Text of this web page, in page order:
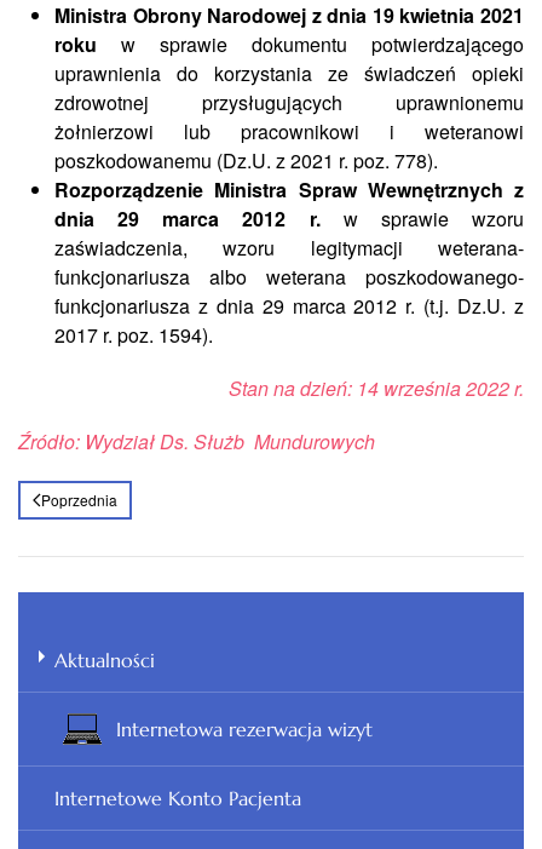
Ministra Obrony Narodowej z dnia 19 kwietnia 2021
roku w sprawie dokumentu potwierdzającego
uprawnienia do korzystania ze świadczeń opieki
zdrowotnej przysługujących uprawnionemu
żołnierzowi lub pracownikowi i weteranowi
poszkodowanemu (Dz.U. z 2021 r. poz. 778).
Rozporządzenie Ministra Spraw Wewnętrznych z
dnia 29 marca 2012 r.w sprawie wzoru
zaświadczenia, wzoru legitymacji weterana-
funkcjonariusza albo weterana poszkodowanego-
funkcjonariusza z dnia 29 marca 2012 r. (t.j. Dz.U. z
2017 r. poz. 1594).
Stan na dzień: 14 września 2022 r.
Źródło: Wydział Ds. Służb Mundurowych
Poprzednia
Aktualności
Internetowa rezerwacja wizyt
Internetowe Konto Pacjenta